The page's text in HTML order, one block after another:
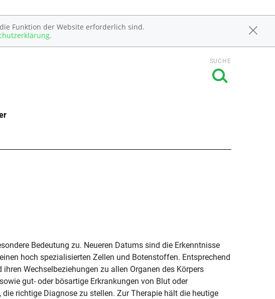
Funktion der Website erforderlich sind.
.
SUCHE
Bedeutung zu. Neueren Datums sind die Erkenntnisse
hoch spezialisierten Zellen und Botenstoffen. Entsprechend
Wechselbeziehungen zu allen Organen des Körpers
gut- oder bösartige Erkrankungen von Blut oder
richtige Diagnose zu stellen. Zur Therapie hält die heutige